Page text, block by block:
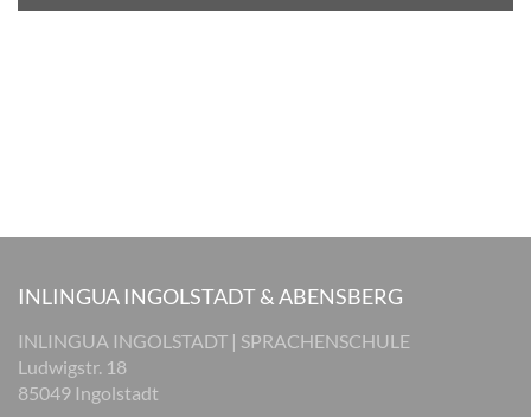
INLINGUA INGOLSTADT & ABENSBERG
INLINGUA INGOLSTADT | SPRACHENSCHULE
Ludwigstr. 18
85049 Ingolstadt